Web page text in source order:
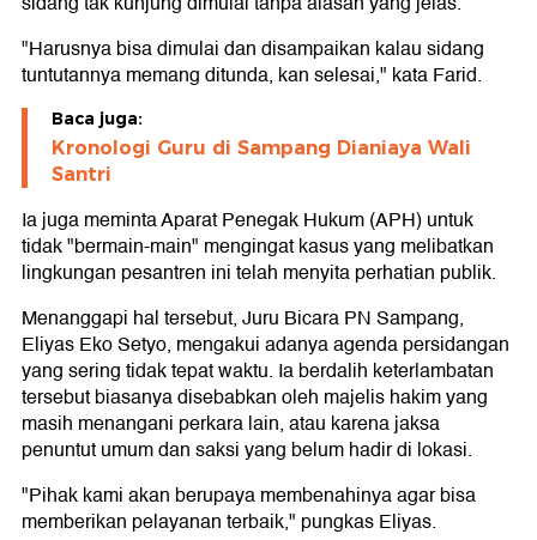
"Harusnya bisa dimulai dan disampaikan kalau sidang
tuntutannya memang ditunda, kan selesai," kata Farid.
Baca juga:
Kronologi Guru di Sampang Dianiaya Wali
Santri
Ia juga meminta Aparat Penegak Hukum (APH) untuk
tidak "bermain-main" mengingat kasus yang melibatkan
lingkungan pesantren ini telah menyita perhatian publik.
Menanggapi hal tersebut, Juru Bicara PN Sampang,
Eliyas Eko Setyo, mengakui adanya agenda persidangan
yang sering tidak tepat waktu. Ia berdalih keterlambatan
tersebut biasanya disebabkan oleh majelis hakim yang
masih menangani perkara lain, atau karena jaksa
penuntut umum dan saksi yang belum hadir di lokasi.
"Pihak kami akan berupaya membenahinya agar bisa
memberikan pelayanan terbaik," pungkas Eliyas.